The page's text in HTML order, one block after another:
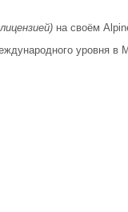
на своём
уровня в